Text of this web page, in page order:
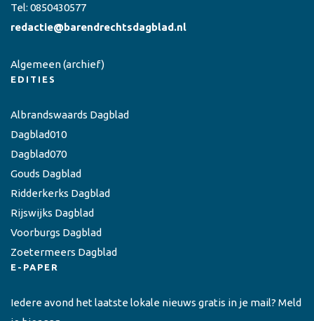
Tel: 0850430577
redactie@barendrechtsdagblad.nl
Algemeen(archief)
EDITIES
Albrandswaards Dagblad
Dagblad010
Dagblad070
Gouds Dagblad
Ridderkerks Dagblad
Rijswijks Dagblad
Voorburgs Dagblad
Zoetermeers Dagblad
E-PAPER
Iedere avond het laatste lokale nieuws gratis in je mail? Meld